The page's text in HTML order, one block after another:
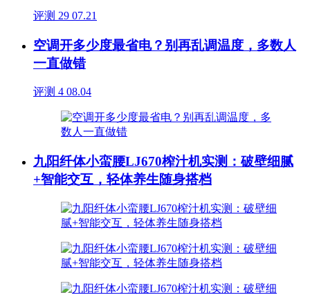
评测 29 07.21
空调开多少度最省电？别再乱调温度，多数人
一直做错
评测 4 08.04
九阳纤体小蛮腰LJ670榨汁机实测：破壁细腻
+智能交互，轻体养生随身搭档